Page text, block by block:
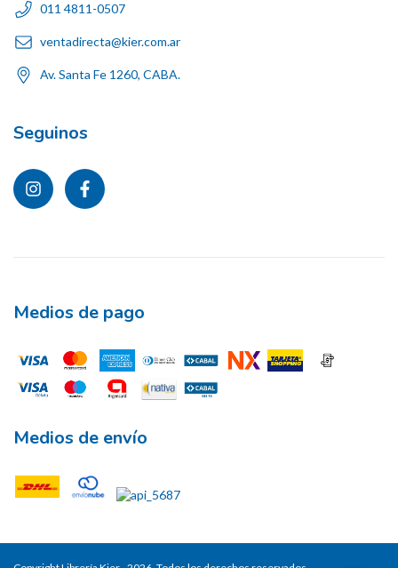
011 4811-0507
ventadirecta@kier.com.ar
Av. Santa Fe 1260, CABA.
Seguinos
Medios de pago
Medios de envío